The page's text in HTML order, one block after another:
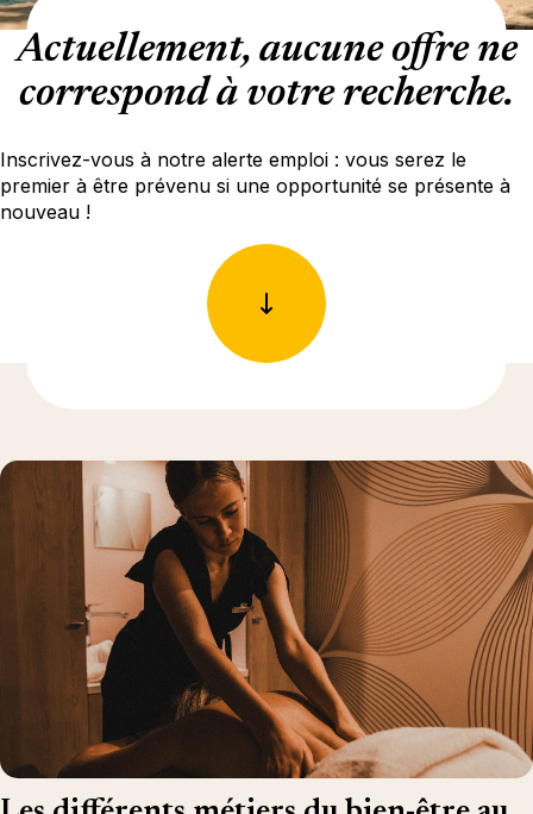
Actuellement, aucune offre ne
correspond à votre recherche.
Inscrivez-vous à notre alerte emploi : vous serez le
premier à être prévenu si une opportunité se présente à
nouveau !